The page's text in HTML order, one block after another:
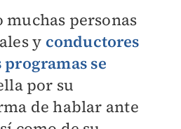
muchas personas
y conductores
se
por su
de hablar ante